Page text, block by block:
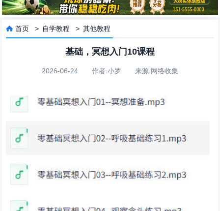
 首页 > 自学教程 >其他教程
基础，冥想入门10课程
2026-06-24 作者:小罗 来源:网络收集